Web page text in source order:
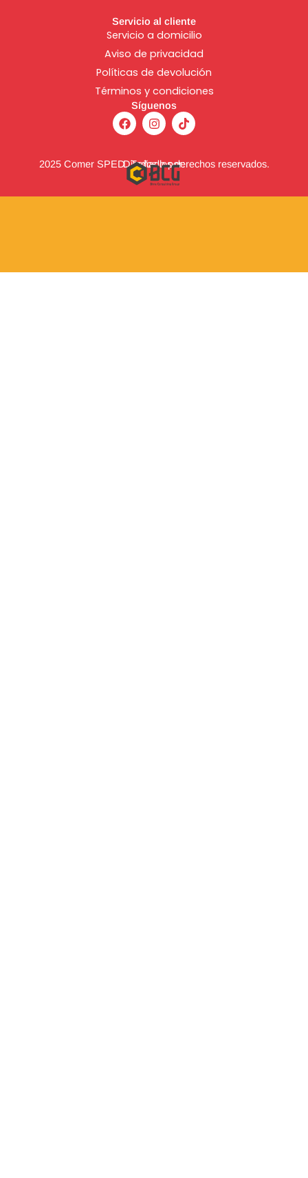
Servicio al cliente
Servicio a domicilio
Aviso de privacidad
Políticas de devolución
Términos y condiciones
Síguenos
F
a
c
b
o
o
k
I
n
s
a
g
r
a
T
i
k
o
2025 Comer SPED. Todos los derechos reservados.
Diseñado por: